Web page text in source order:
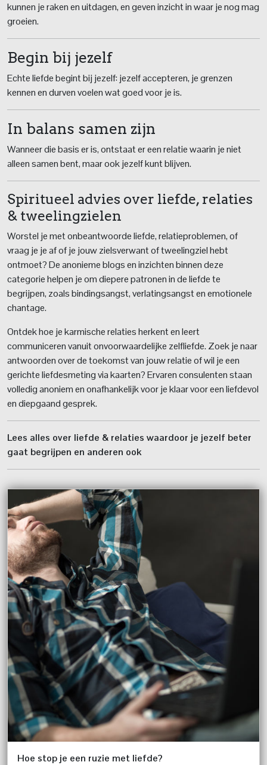
kunnen je raken en uitdagen, en geven inzicht in waar je nog mag
groeien.
Begin bij jezelf
Echte liefde begint bij jezelf: jezelf accepteren, je grenzen
kennen en durven voelen wat goed voor je is.
In balans samen zijn
Wanneer die basis er is, ontstaat er een relatie waarin je niet
alleen samen bent, maar ook jezelf kunt blijven.
Spiritueel advies over liefde, relaties
& tweelingzielen
Worstel je met onbeantwoorde liefde, relatieproblemen, of
vraag je je af of je jouw zielsverwant of tweelingziel hebt
ontmoet? De anonieme blogs en inzichten binnen deze
categorie helpen je om diepere patronen in de liefde te
begrijpen, zoals bindingsangst, verlatingsangst en emotionele
chantage.
Ontdek hoe je karmische relaties herkent en leert
communiceren vanuit onvoorwaardelijke zelfliefde. Zoek je naar
antwoorden over de toekomst van jouw relatie of wil je een
gerichte liefdesmeting via kaarten? Ervaren consulenten staan
volledig anoniem en onafhankelijk voor je klaar voor een liefdevol
en diepgaand gesprek.
Lees alles over liefde & relaties waardoor je jezelf beter
gaat begrijpen en anderen ook
Hoe stop je een ruzie met liefde?